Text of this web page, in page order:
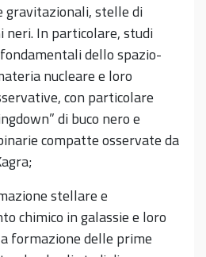
gravitazionali, stelle di
neri. In particolare, studi
dello spazio-
nucleare e loro
con particolare
di buco nero e
compatte osservate da
stellare e
chimico in galassie e loro
formazione delle prime